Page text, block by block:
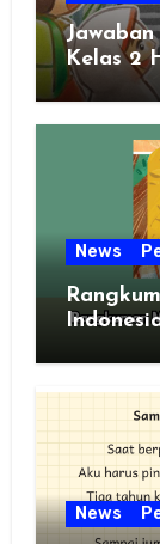
Jawaban
Kelas 2
News
News